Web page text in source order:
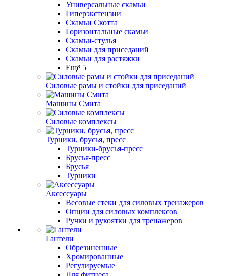
Универсальные скамьи
Гиперэкстензии
Скамьи Скотта
Горизонтальные скамьи
Скамьи-стулья
Скамьи для приседаний
Скамьи для растяжки
Ещё 5
Силовые рамы и стойки для приседаний
Машины Смита
Силовые комплексы
Турники, брусья, пресс
Турники-брусья-пресс
Брусья-пресс
Брусья
Турники
Аксессуары
Весовые стеки для силовых тренажеров
Опции для силовых комплексов
Ручки и рукоятки для тренажеров
Гантели
Обрезиненные
Хромированные
Регулируемые